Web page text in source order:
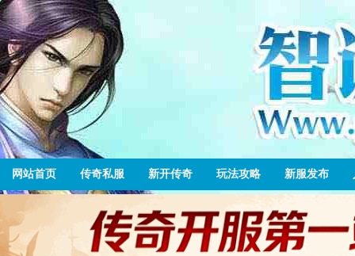
网站首页 传奇私服 新开传奇 玩法攻略 新服发布